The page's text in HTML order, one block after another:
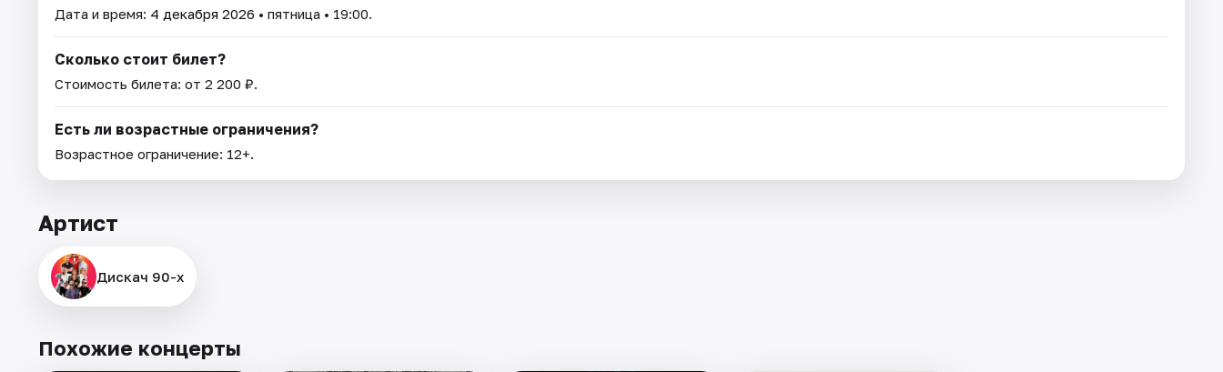
Дата и время: 4 декабря 2026 • пятница • 19:00.
Сколько стоит билет?
Стоимость билета: от 2 200 ₽.
Есть ли возрастные ограничения?
Возрастное ограничение: 12+.
Артист
Дискач 90-х
Похожие концерты